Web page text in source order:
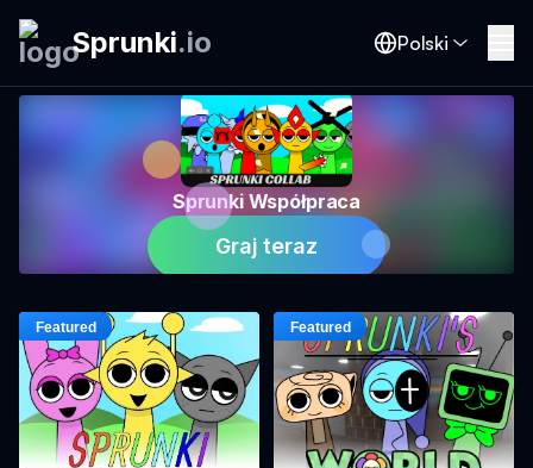
Sprunki.io Polski
Sprunki Współpraca
Graj teraz